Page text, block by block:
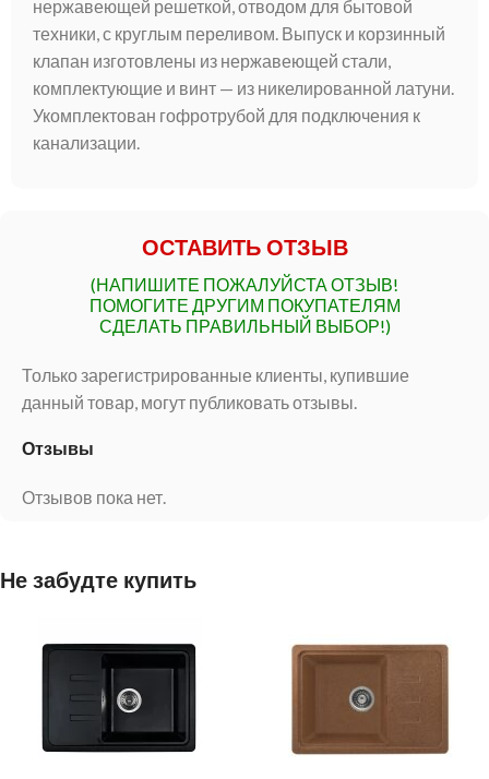
нержавеющей решеткой, отводом для бытовой
техники, с круглым переливом. Выпуск и корзинный
клапан изготовлены из нержавеющей стали,
комплектующие и винт — из никелированной латуни.
Укомплектован гофротрубой для подключения к
канализации.
ОСТАВИТЬ ОТЗЫВ
(НАПИШИТЕ ПОЖАЛУЙСТА ОТЗЫВ!
ПОМОГИТЕ ДРУГИМ ПОКУПАТЕЛЯМ
СДЕЛАТЬ ПРАВИЛЬНЫЙ ВЫБОР!)
Отзывы
Отзывов пока нет.
Только зарегистрированные клиенты, купившие
данный товар, могут публиковать отзывы.
Не забудте купить